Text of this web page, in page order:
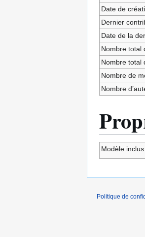
Date de
Dernier
Date de la
Nombre total
Nombre total
Nombre de
Nombre
Modèle
Politique de